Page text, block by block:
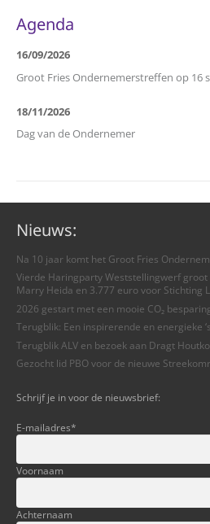
Agenda
16/09/2026
Groot Fries Ondernemerstreffen op 16
18/11/2026
Dag van de Ondernemer
Nieuws:
Na 10 jaar komt het Groot Fries
Vierde Haringparty Weststellingwerf
Marry Heida en 3.777 euro voor Stichting
2026 gestart met een mooie CO₂
Terugblik: Een inspirerende en energieke
Terugblik ALV en bezoek aan Dragt
Gezocht lid PBO voor de nieuwe
Schrijf je in voor de nieuwsbrief:
E-mailadres*
Voornaam
Achternaam